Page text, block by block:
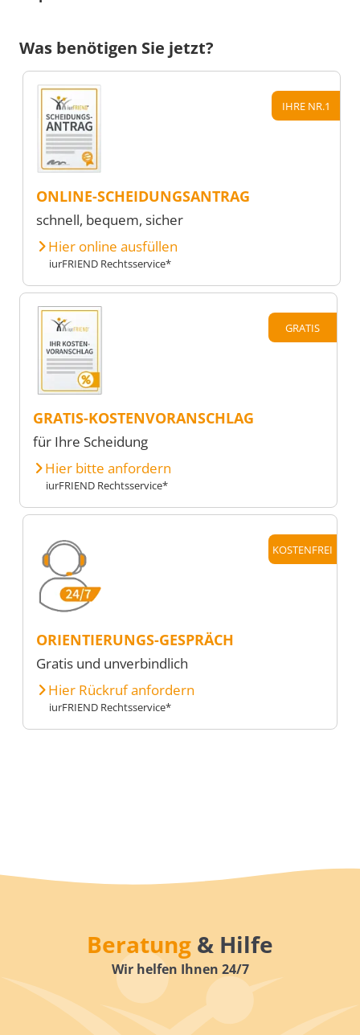
Was benötigen Sie jetzt?
IHRE NR.1
ONLINE-SCHEIDUNGSANTRAG
schnell, bequem, sicher
Hier online ausfüllen
iurFRIEND Rechtsservice*
GRATIS
GRATIS-KOSTENVORANSCHLAG
für Ihre Scheidung
Hier bitte anfordern
iurFRIEND Rechtsservice*
KOSTENFREI
ORIENTIERUNGS-GESPRÄCH
Gratis und unverbindlich
Hier Rückruf anfordern
iurFRIEND Rechtsservice*
Beratung & Hilfe
Wir helfen Ihnen 24/7